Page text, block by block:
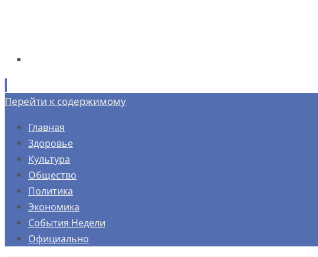
Перейти к содержимому
Главная
Здоровье
Культура
Общество
Политика
Экономика
События Недели
Официально